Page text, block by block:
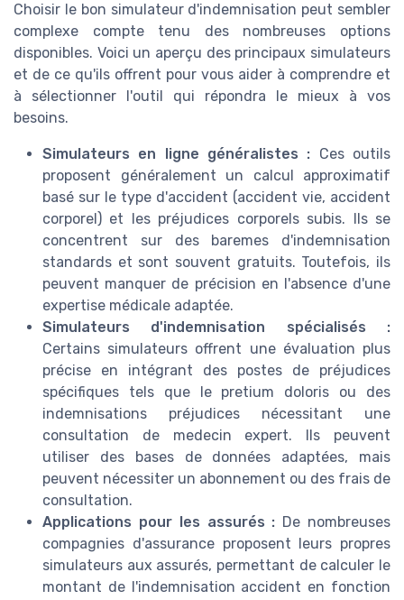
Choisir le bon simulateur d'indemnisation peut sembler
complexe compte tenu des nombreuses options
disponibles. Voici un aperçu des principaux simulateurs
et de ce qu'ils offrent pour vous aider à comprendre et
à sélectionner l'outil qui répondra le mieux à vos
besoins.
Simulateurs en ligne généralistes : Ces outils
proposent généralement un calcul approximatif
basé sur le type d'accident (accident vie, accident
corporel) et les préjudices corporels subis. Ils se
concentrent sur des baremes d'indemnisation
standards et sont souvent gratuits. Toutefois, ils
peuvent manquer de précision en l'absence d'une
expertise médicale adaptée.
Simulateurs d'indemnisation spécialisés :
Certains simulateurs offrent une évaluation plus
précise en intégrant des postes de préjudices
spécifiques tels que le pretium doloris ou des
indemnisations préjudices nécessitant une
consultation de medecin expert. Ils peuvent
utiliser des bases de données adaptées, mais
peuvent nécessiter un abonnement ou des frais de
consultation.
Applications pour les assurés : De nombreuses
compagnies d'assurance proposent leurs propres
simulateurs aux assurés, permettant de calculer le
montant de l'indemnisation accident en fonction